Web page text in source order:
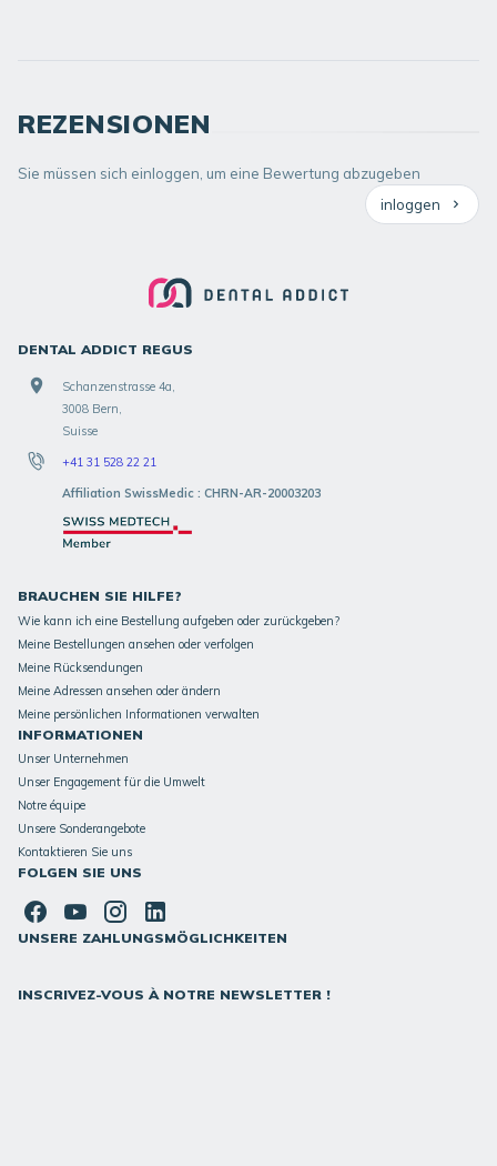
REZENSIONEN
Sie müssen sich einloggen, um eine Bewertung abzugeben
inloggen
DENTAL ADDICT REGUS
Schanzenstrasse 4a,
3008 Bern,
Suisse
+41 31 528 22 21
Affiliation SwissMedic : CHRN-AR-20003203
BRAUCHEN SIE HILFE?
Wie kann ich eine Bestellung aufgeben oder zurückgeben?
Meine Bestellungen ansehen oder verfolgen
Meine Rücksendungen
Meine Adressen ansehen oder ändern
Meine persönlichen Informationen verwalten
INFORMATIONEN
Unser Unternehmen
Unser Engagement für die Umwelt
Notre équipe
Unsere Sonderangebote
Kontaktieren Sie uns
FOLGEN SIE UNS
UNSERE ZAHLUNGSMÖGLICHKEITEN
INSCRIVEZ-VOUS À NOTRE NEWSLETTER !